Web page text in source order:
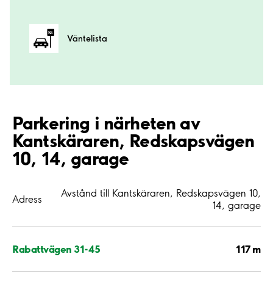
Väntelista
Parkering i närheten av
Kantskäraren, Redskapsvägen
10, 14, garage
Adress
Avstånd till Kantskäraren, Redskapsvägen 10,
14, garage
Rabattvägen 31-45 117 m